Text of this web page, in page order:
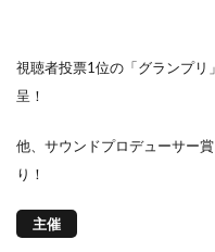
視聴者投票1位の「グランプ
呈！
他、サウンドプロデューサー
り！
主催